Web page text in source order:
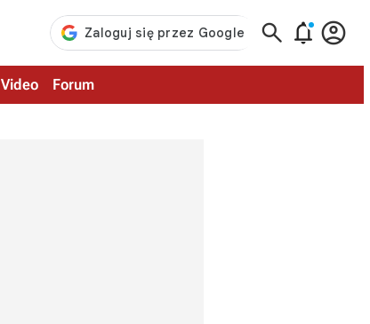
  
Video Forum